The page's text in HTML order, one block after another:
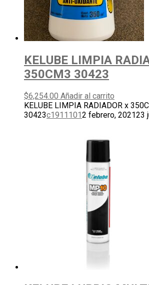
KELUBE LIMPIA
350CM3 30423
$6,254.00 Añadir al carrito
KELUBE LIMPIA RADIADOR x
30423c19111012 febrero, 202123